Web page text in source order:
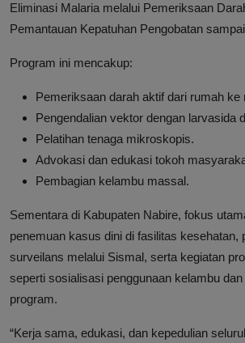
Eliminasi Malaria melalui Pemeriksaan
Pemantauan Kepatuhan Pengobatan
Program ini mencakup:
Pemeriksaan darah aktif dari rumah ke
Pengendalian vektor dengan larvasida
Pelatihan tenaga mikroskopis.
Advokasi dan edukasi tokoh
Pembagian kelambu massal.
Sementara di Kabupaten Nabire, fokus
penemuan kasus dini di fasilitas kesehatan,
surveilans melalui Sismal, serta kegiatan
seperti sosialisasi penggunaan kelambu
program.
“Kerja sama, edukasi, dan kepedulian